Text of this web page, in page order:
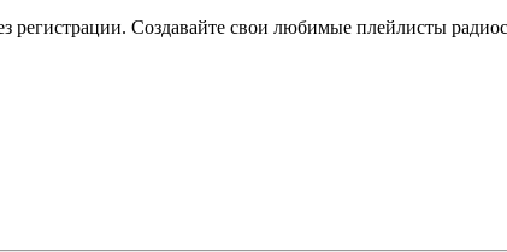
регистрации. Создавайте свои любимые плейлисты